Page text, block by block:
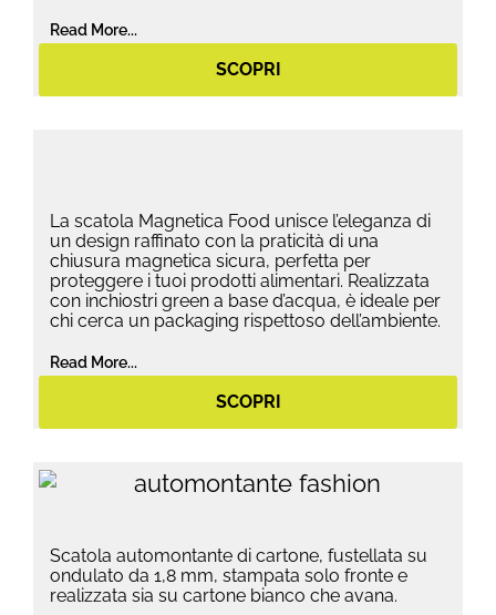
Read More...
SCOPRI
La scatola Magnetica Food unisce l’eleganza di
un design raffinato con la praticità di una
chiusura magnetica sicura, perfetta per
proteggere i tuoi prodotti alimentari. Realizzata
con inchiostri green a base d’acqua, è ideale per
chi cerca un packaging rispettoso dell’ambiente.
Read More...
SCOPRI
Scatola automontante di cartone, fustellata su
ondulato da 1,8 mm, stampata solo fronte e
realizzata sia su cartone bianco che avana.